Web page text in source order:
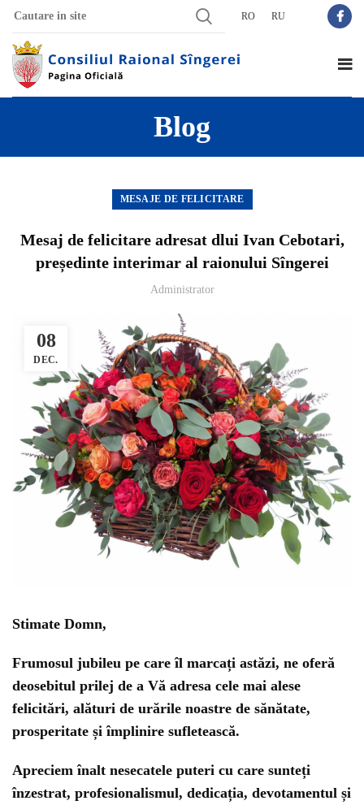
RO RU
Blog
MESAJE DE FELICITARE
Mesaj de felicitare adresat dlui Ivan Cebotari,
președinte interimar al raionului Sîngerei
Administrator
08
DEC.
Stimate Domn,
Frumosul jubileu pe care îl marcați astăzi, ne oferă
deosebitul prilej de a Vă adresa cele mai alese
felicitări, alături de urările noastre de sănătate,
prosperitate și împlinire sufletească.
Apreciem înalt nesecatele puteri cu care sunteți
înzestrat, profesionalismul, dedicația, devotamentul și